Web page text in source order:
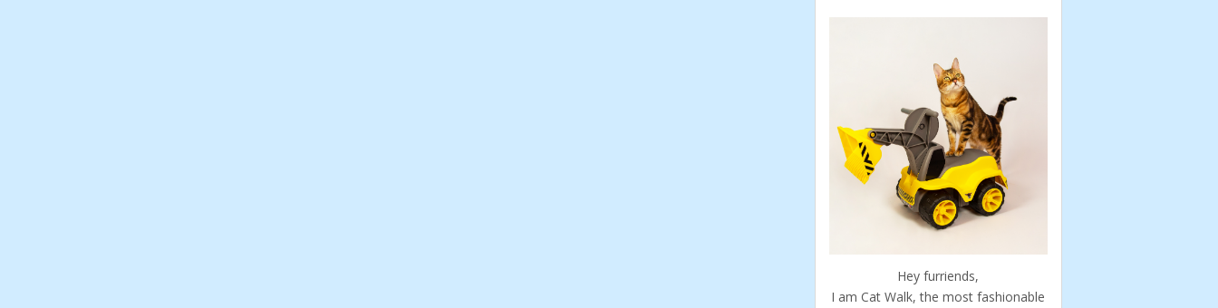
Hey furriends,
I am Cat Walk, the most fashionable